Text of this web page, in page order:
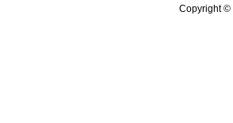
Copyright ©